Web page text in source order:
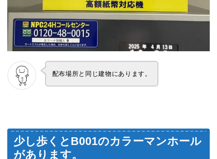
配布場所と同じ建物にあります。
少し歩くとB001のカラーマンホール
があります。